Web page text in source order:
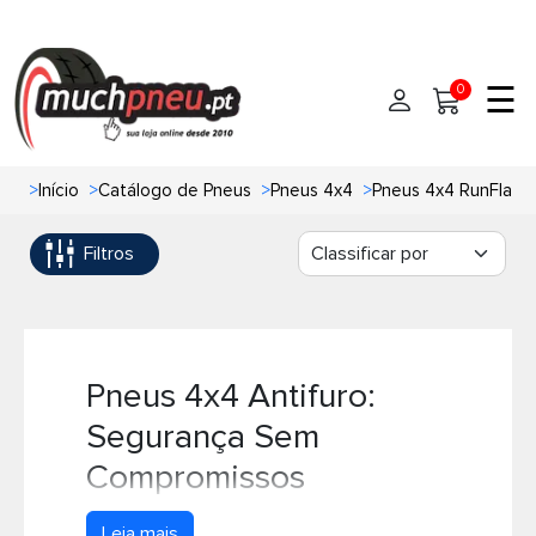
Início
Pneus
Pneus 4x4
Pneus de moto
Pneus de Van
Oficinas de Pneus
0 ☰
>Início >Catálogo de Pneus >Pneus 4x4 >Pneus 4x4 RunFlat
Filtros
Pneus 4x4 Antifuro:
Segurança Sem
Compromissos
Os pneus 4x4 antifuro